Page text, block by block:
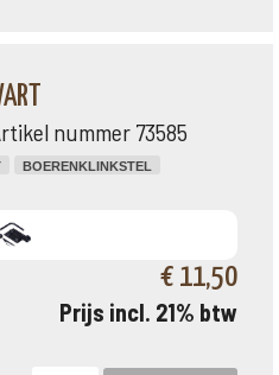
nummer 73585
BOERENKLINKSTEL
€ 11,50
Prijs incl. 21% btw